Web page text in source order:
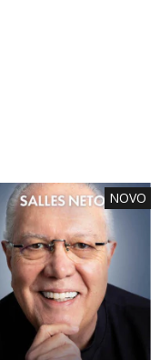
NOVO